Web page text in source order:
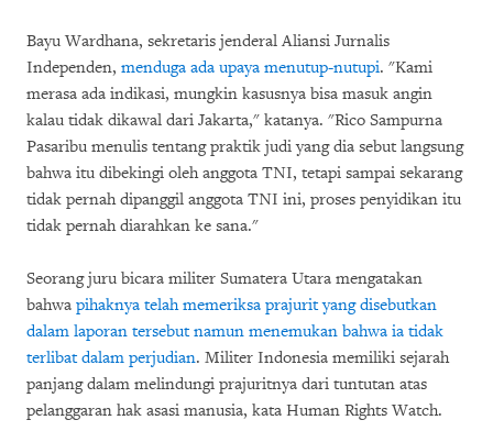
Bayu Wardhana, sekretaris jenderal Aliansi Jurnalis
Independen, menduga ada upaya menutup-nutupi. "Kami
merasa ada indikasi, mungkin kasusnya bisa masuk angin
kalau tidak dikawal dari Jakarta," katanya. "Rico Sampurna
Pasaribu menulis tentang praktik judi yang dia sebut langsung
bahwa itu dibekingi oleh anggota TNI, tetapi sampai sekarang
tidak pernah dipanggil anggota TNI ini, proses penyidikan itu
tidak pernah diarahkan ke sana."
Seorang juru bicara militer Sumatera Utara mengatakan
bahwa pihaknya telah memeriksa prajurit yang disebutkan
dalam laporan tersebut namun menemukan bahwa ia tidak
terlibat dalam perjudian. Militer Indonesia memiliki sejarah
panjang dalam melindungi prajuritnya dari tuntutan atas
pelanggaran hak asasi manusia, kata Human Rights Watch.